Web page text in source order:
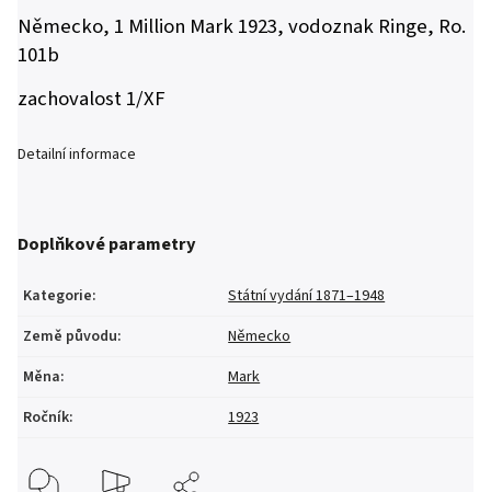
Německo, 1 Million Mark 1923, vodoznak Ringe, Ro.
101b
zachovalost 1/XF
Detailní informace
Doplňkové parametry
Kategorie:
Státní vydání 1871–1948
Země původu:
Německo
Měna:
Mark
Ročník: 1923